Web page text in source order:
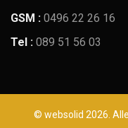
GSM : 0496 22 26 16
Tel : 089 51 56 03
© websolid 2026.